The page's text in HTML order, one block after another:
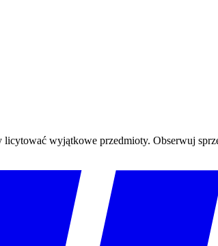
licytować wyjątkowe przedmioty. Obserwuj